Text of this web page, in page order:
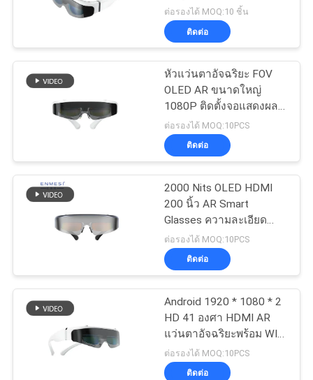
ราคา
SHOPPING
ONLINE
แผนผัง
เว็บไซต์
ความ
เป็น
1080P
ต่อรองได้ MOQ:10 ชิ้น
ติดต่อ
หัวแว่นตาอัจฉริยะ FOV
OLED AR ขนาดใหญ่
1080P ติดตั้งจอแสดงผล
USB HDMI TYPE-C
ต่อรองได้ MOQ:10PCS
ติดต่อ
2000 Nits OLED HDMI
200 นิ้ว AR Smart
Glasses ความละเอียด
1920x1080
ต่อรองได้ MOQ:10PCS
ติดต่อ
Android 1920 * 1080 * 2
HD 41 องศา HDMI AR
แว่นตาอัจฉริยะพร้อม WIFI
และ Bluetooth
ต่อรองได้ MOQ:10PCS
ติดต่อ